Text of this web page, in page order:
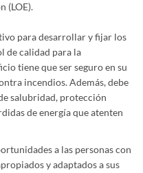
(LOE).
para desarrollar y fijar los
de calidad para la
tiene que ser seguro en su
incendios. Además, debe
salubridad, protección
de energía que atenten
a las personas con
y adaptados a sus